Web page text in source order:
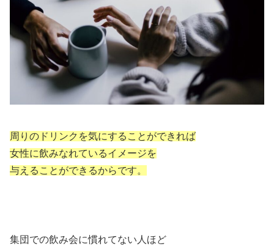
周りのドリンクを気にすることができれば
女性に飲みなれているイメージを
与えることができるからです。
集団での飲み会に慣れてない人ほど